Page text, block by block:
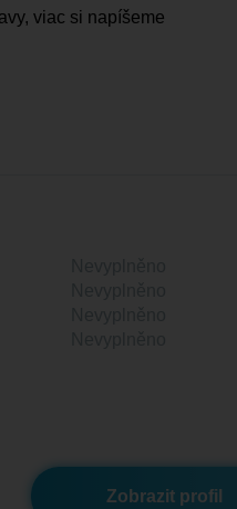
viac si napíšeme
Zobrazit profil